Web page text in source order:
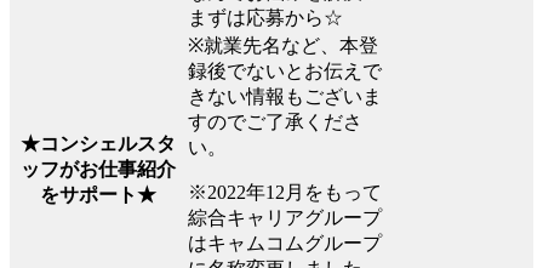
★コンシェルスタ
ッフがお仕事紹介
をサポート★
まずは応募から☆
※就業先名など、本登
録後でないとお伝えで
きない情報もございま
すのでご了承くださ
い。
※2022年12月をもって
綜合キャリアグループ
はキャムコムグループ